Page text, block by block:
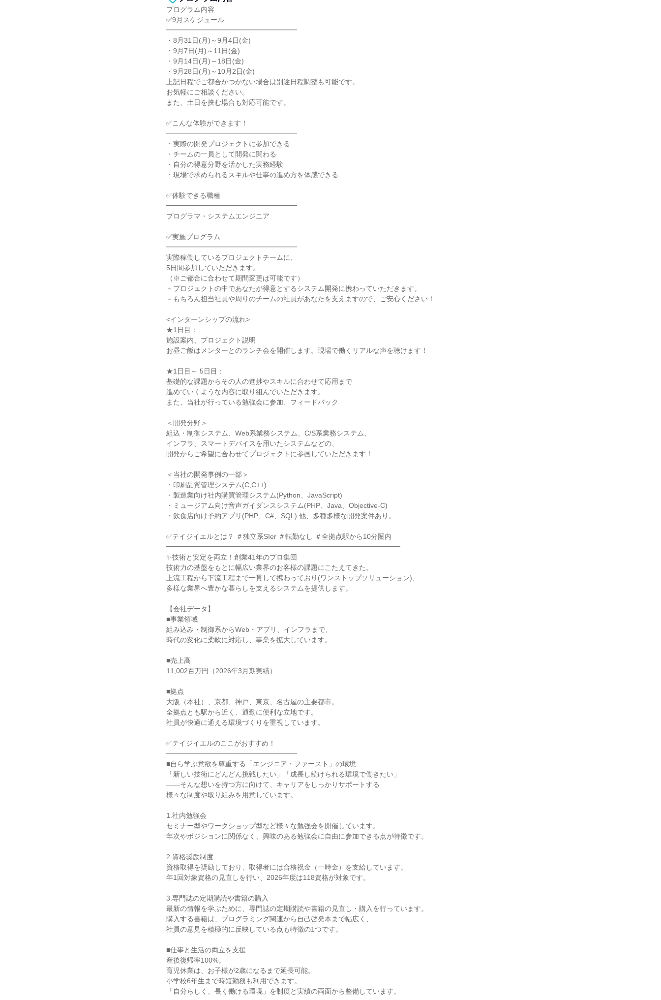
プログラム内容
✅9月スケジュール
━━━━━━━━━━━━━━━━━━━
・8月31日(月)～9月4日(金)
・9月7日(月)～11日(金)
・9月14日(月)～18日(金)
・9月28日(月)～10月2日(金)
上記日程でご都合がつかない場合は別途日程調整も可能です。
お気軽にご相談ください。
また、土日を挟む場合も対応可能です。
✅こんな体験ができます！
━━━━━━━━━━━━━━━━━━━
・実際の開発プロジェクトに参加できる
・チームの一員として開発に関わる
・自分の得意分野を活かした実務経験
・現場で求められるスキルや仕事の進め方を体感できる
✅体験できる職種
━━━━━━━━━━━━━━━━━━━
プログラマ・システムエンジニア
✅実施プログラム
━━━━━━━━━━━━━━━━━━━
実際稼働しているプロジェクトチームに、
5日間参加していただきます。
（※ご都合に合わせて期間変更は可能です）
－プロジェクトの中であなたが得意とするシステム開発に携わっていただきます。
－もちろん担当社員や周りのチームの社員があなたを支えますので、ご安心ください！
<インターンシップの流れ>
★1日目：
施設案内、プロジェクト説明
お昼ご飯はメンターとのランチ会を開催します。現場で働くリアルな声を聴けます！
★1日目～ 5日目：
基礎的な課題からその人の進捗やスキルに合わせて応用まで
進めていくような内容に取り組んでいただきます。
また、当社が行っている勉強会に参加、フィードバック
＜開発分野＞
組込・制御システム、Web系業務システム、C/S系業務システム、
インフラ、スマートデバイスを用いたシステムなどの、
開発からご希望に合わせてプロジェクトに参画していただきます！
＜当社の開発事例の一部＞
・印刷品質管理システム(C,C++)
・製造業向け社内購買管理システム(Python、JavaScript)
・ミュージアム向け音声ガイダンスシステム(PHP、Java、Objective-C)
・飲食店向け予約アプリ(PHP、C#、SQL) 他、多種多様な開発案件あり。
✅テイジイエルとは？ ＃独立系SIer ＃転勤なし ＃全拠点駅から10分圏内
━━━━━━━━━━━━━━━━━━━━━━━━━━━━━━━━━━
✨技術と安定を両立！創業41年のプロ集団
技術力の基盤をもとに幅広い業界のお客様の課題にこたえてきた。
上流工程から下流工程まで一貫して携わっており(ワンストップソリューション)、
多様な業界へ豊かな暮らしを支えるシステムを提供します。
【会社データ】
■事業領域
組み込み・制御系からWeb・アプリ、インフラまで、
時代の変化に柔軟に対応し、事業を拡大しています。
■売上高
11,002百万円（2026年3月期実績）
■拠点
大阪（本社）、京都、神戸、東京、名古屋の主要都市。
全拠点とも駅から近く、通勤に便利な立地です。
社員が快適に通える環境づくりを重視しています。
✅テイジイエルのここがおすすめ！
━━━━━━━━━━━━━━━━━━━
■自ら学ぶ意欲を尊重する「エンジニア・ファースト」の環境
「新しい技術にどんどん挑戦したい」「成長し続けられる環境で働きたい」
――そんな想いを持つ方に向けて、キャリアをしっかりサポートする
様々な制度や取り組みを用意しています。
1.社内勉強会
セミナー型やワークショップ型など様々な勉強会を開催しています。
年次やポジションに関係なく、興味のある勉強会に自由に参加できる点が特徴です。
2.資格奨励制度
資格取得を奨励しており、取得者には合格祝金（一時金）を支給しています。
年1回対象資格の見直しを行い、2026年度は118資格が対象です。
3.専門誌の定期購読や書籍の購入
最新の情報を学ぶために、専門誌の定期購読や書籍の見直し・購入を行っています。
購入する書籍は、プログラミング関連から自己啓発本まで幅広く、
社員の意見を積極的に反映している点も特徴の1つです。
■仕事と生活の両立を支援
産後復帰率100%。
育児休業は、お子様が2歳になるまで延長可能。
小学校6年生まで時短勤務も利用できます。
「自分らしく、長く働ける環境」を制度と実績の両面から整備しています。